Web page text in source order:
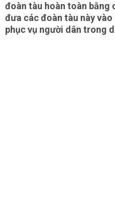
đoàn tàu hoàn toàn bằng
đưa các đoàn tàu này
phục vụ người dân trong